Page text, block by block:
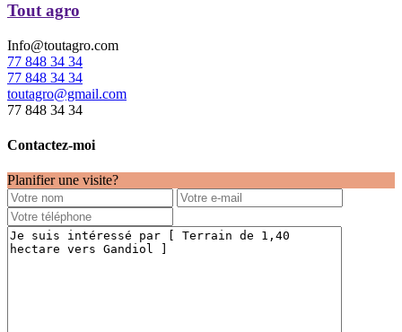
Tout agro
Info@toutagro.com
77 848 34 34
77 848 34 34
toutagro@gmail.com
77 848 34 34
Contactez-moi
Planifier une visite?